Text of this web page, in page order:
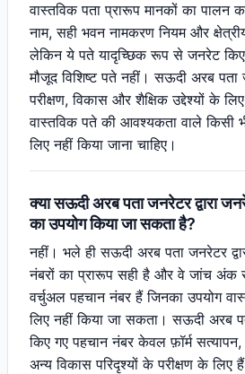
वास्तविक पता प्रारूप मानकों का
नाम, सही भवन नामकरण नियम और
लेकिन ये पते यादृच्छिक रूप से जनरेट
मौजूद विशिष्ट पते नहीं। सऊदी अरब
परीक्षण, विकास और शैक्षिक उद्देश्यों के
वास्तविक पते की आवश्यकता वाले किसी
लिए नहीं किया जाना चाहिए।
क्या सऊदी अरब पता जनरेटर द्वारा
का उपयोग किया जा सकता है?
नहीं। भले ही सऊदी अरब पता जनरेटर
नंबरों का प्रारूप सही है और वे जांच अंक
वर्चुअल पहचान नंबर हैं जिनका उपयोग
लिए नहीं किया जा सकता। सऊदी अरब
किए गए पहचान नंबर केवल फ़ॉर्म
अन्य विकास परिदृश्यों के परीक्षण के लिए